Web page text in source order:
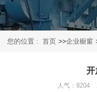
您的位置 : 首页 >>企业橱窗
开
人气：8204